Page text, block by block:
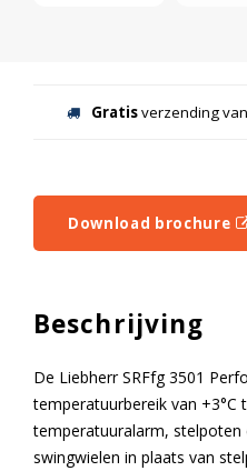
Gratisverzending
Download brochure
Beschrijving
De Liebherr SRFfg 3501
temperatuurbereik van +3°C
temperatuuralarm, stelpoten
swingwielen in plaats van